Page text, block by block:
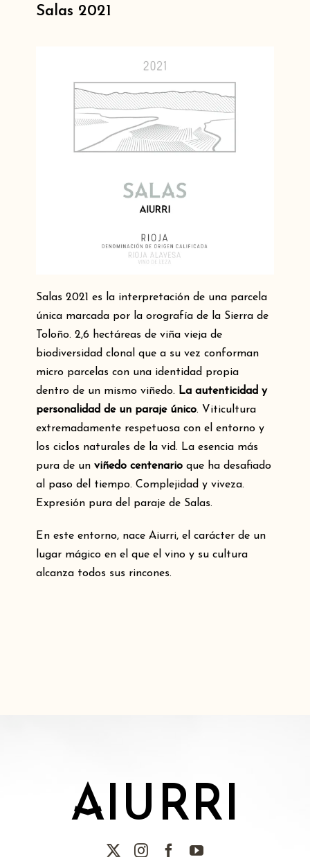
Salas 2021
Salas 2021 es la interpretación de una parcela
única marcada por la orografía de la Sierra de
Toloño. 2,6 hectáreas de viña vieja de
biodiversidad clonal que a su vez conforman
micro parcelas con una identidad propia
dentro de un mismo viñedo. La autenticidad y
personalidad de un paraje único. Viticultura
extremadamente respetuosa con el entorno y
los ciclos naturales de la vid. La esencia más
pura de unviñedo centenario que ha desafiado
al paso del tiempo. Complejidad y viveza.
Expresión pura del paraje de Salas.
En este entorno, nace Aiurri, el carácter de un
lugar mágico en el que el vino y su cultura
alcanza todos sus rincones.
AIURRI